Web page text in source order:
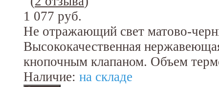
1 077 руб.
Не отражающий свет матово-
Высококачественная
кнопочным клапаном. Объем
Наличие: на складе